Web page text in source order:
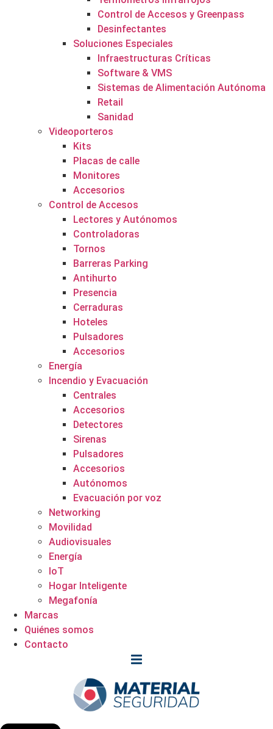
Control de Accesos y Greenpass
Desinfectantes
Soluciones Especiales
Infraestructuras Críticas
Software & VMS
Sistemas de Alimentación Autónoma
Retail
Sanidad
Videoporteros
Kits
Placas de calle
Monitores
Accesorios
Control de Accesos
Lectores y Autónomos
Controladoras
Tornos
Barreras Parking
Antihurto
Presencia
Cerraduras
Hoteles
Pulsadores
Accesorios
Energía
Incendio y Evacuación
Centrales
Accesorios
Detectores
Sirenas
Pulsadores
Accesorios
Autónomos
Evacuación por voz
Networking
Movilidad
Audiovisuales
Energía
IoT
Hogar Inteligente
Megafonía
Marcas
Quiénes somos
Contacto